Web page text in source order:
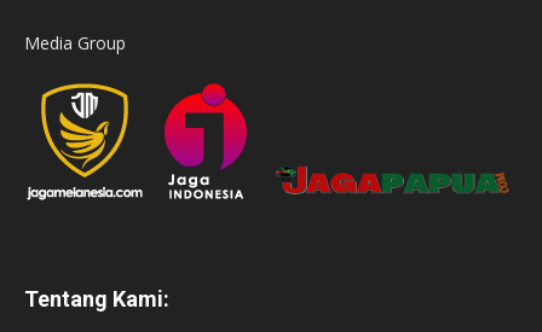
Media Group
Tentang Kami: